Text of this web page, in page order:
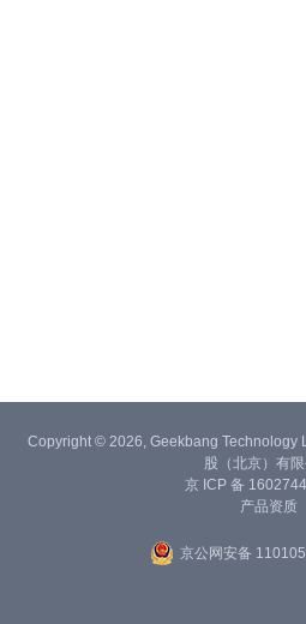
Copyright © 2026, Geekbang Technology
股（北京）有限
京 ICP 备
产品资质
京公网安备